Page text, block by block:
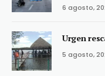
6 agosto,
Urgen
5 agosto,